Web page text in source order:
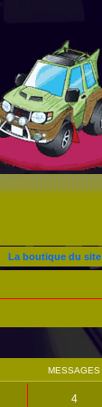
La boutique du site
MESSAGES
4